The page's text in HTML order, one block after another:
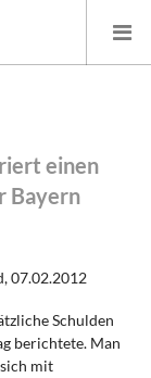
einen
Bayern
07.02.2012
Schulden
berichtete. Man
mit